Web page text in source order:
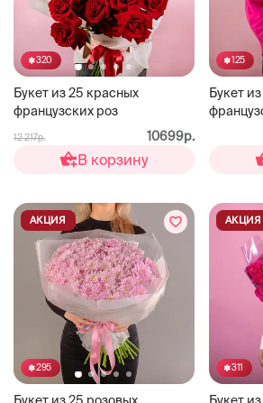
320
Букет из 25 красных
французских роз
12 217р. 10699р.
В корзину
125
Букет
295
АКЦИЯ
311
АКЦИЯ